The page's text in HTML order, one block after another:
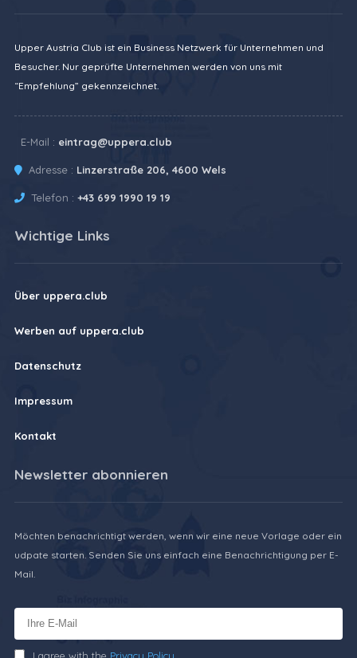
Upper Austria Club ist ein Business Netzwerk für Unternehmen und
Besucher. Nur geprüfte Unternehmen werden von uns mit
“Empfehlung” gekennzeichnet.
E-Mail : eintrag@uppera.club
Adresse : Linzerstraße 206, 4600 Wels
Telefon : +43 699 1990 19 19
Wichtige Links
Über uppera.club
Werben auf uppera.club
Datenschutz
Impressum
Kontakt
Newsletter abonnieren
Möchten benachrichtigt werden, wenn wir eine neue Vorlage oder ein
udpate starten. Senden Sie uns einfach eine Benachrichtigung per E-
Mail.